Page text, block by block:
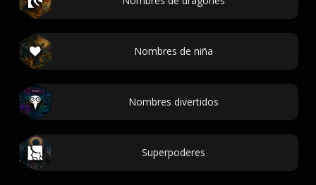
Nombres de niña
Nombres divertidos
Superpoderes